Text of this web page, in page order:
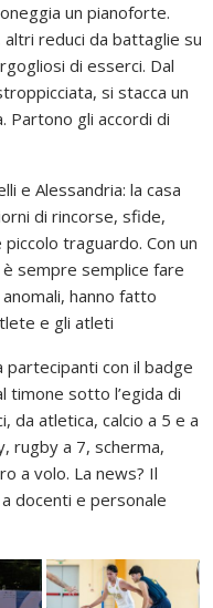
un pianoforte.
reduci da battaglie su
di esserci. Dal
si stacca un
Partono gli accordi di
e Alessandria: la casa
di rincorse, sfide,
traguardo. Con un
sempre semplice fare
hanno fatto
e gli atleti
partecipanti con il badge
timone sotto l’egida di
da atletica, calcio a 5 e a
rugby a 7, scherma,
a volo. La news? Il
docenti e personale